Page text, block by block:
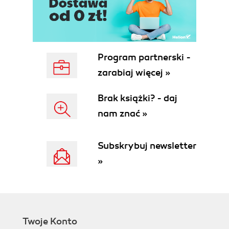
Rozdział 5. Zerwać ze schematem (75)
Odzyskiwanie utraconych etapów pracy (77)
Łączenie wielu wersji jednego lub podobnych
Eksperymenty z nakładaniem i maskowaniem
warstw (86)
Rozdział 6. Burza mózgów (93)
Opracowywanie nowych kierunków pracy (94)
Wskazówki i inspiracje (114)
Przygotowanie stanowiska pracy (122)
Program partnerski -
zarabiaj więcej »
Brak książki? - daj
nam znać »
Subskrybuj newsletter
»
Twoje Konto